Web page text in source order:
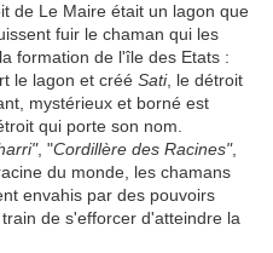
de Le Maire était un lagon que
fuir le chaman qui les
formation de l'île des Etats :
le lagon et créé Sati, le détroit
mystérieux et borné est
qui porte son nom.
, "Cordillère des Racines",
du monde, les chamans
envahis par des pouvoirs
de s'efforcer d'atteindre la